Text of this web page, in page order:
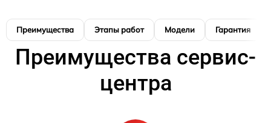
Преимущества Этапы работ Модели Гарантия
Преимущества сервис-
центра